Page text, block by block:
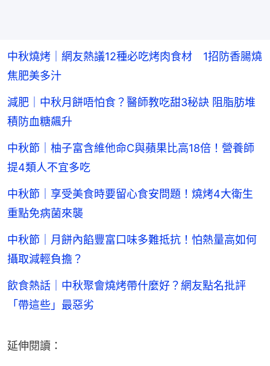
中秋燒烤｜網友熱議12種必吃烤肉食材 1招防香腸燒
焦肥美多汁
減肥｜中秋月餅唔怕食？醫師教吃甜3秘訣 阻脂肪堆
積防血糖飆升
中秋節｜柚子富含維他命C與蘋果比高18倍！營養師
提4類人不宜多吃
中秋節｜享受美食時要留心食安問題！燒烤4大衛生
重點免病菌來襲
中秋節｜月餅內餡豐富口味多難抵抗！怕熱量高如何
攝取減輕負擔？
飲食熱話｜中秋聚會燒烤帶什麼好？網友點名批評
「帶這些」最惡劣
延伸閱讀：